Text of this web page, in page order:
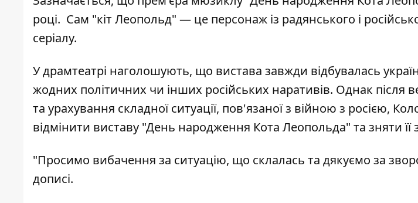
році. Сам "кіт Леопольд" — це персонаж із радянського і
серіалу.
У драмтеатрі наголошують, що вистава завжди відбувалась
жодних політичних чи інших російських наративів. Однак після
та урахування складної ситуації, пов'язаної з війною з росією,
відмінити виставу "День народження Кота Леопольда" та зняти її
"Просимо вибачення за ситуацію, що склалась та дякуємо за
дописі.